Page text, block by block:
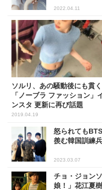
2022.04.11
ソルリ、あの騒動後にも貫く
「ノーブラ ファッション」
ンスタ 更新に再び話題
2019.04.19
怒られても
羨む韓国訓練
2023.03.07
チョ・ジョン
娘！」花江夏